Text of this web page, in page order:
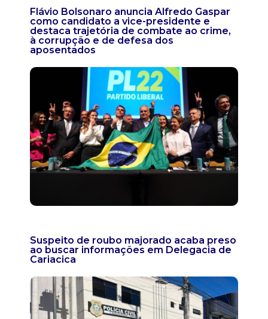
Flávio Bolsonaro anuncia Alfredo Gaspar
como candidato a vice-presidente e
destaca trajetória de combate ao crime,
à corrupção e de defesa dos
aposentados
Suspeito de roubo majorado acaba preso
ao buscar informações em Delegacia de
Cariacica